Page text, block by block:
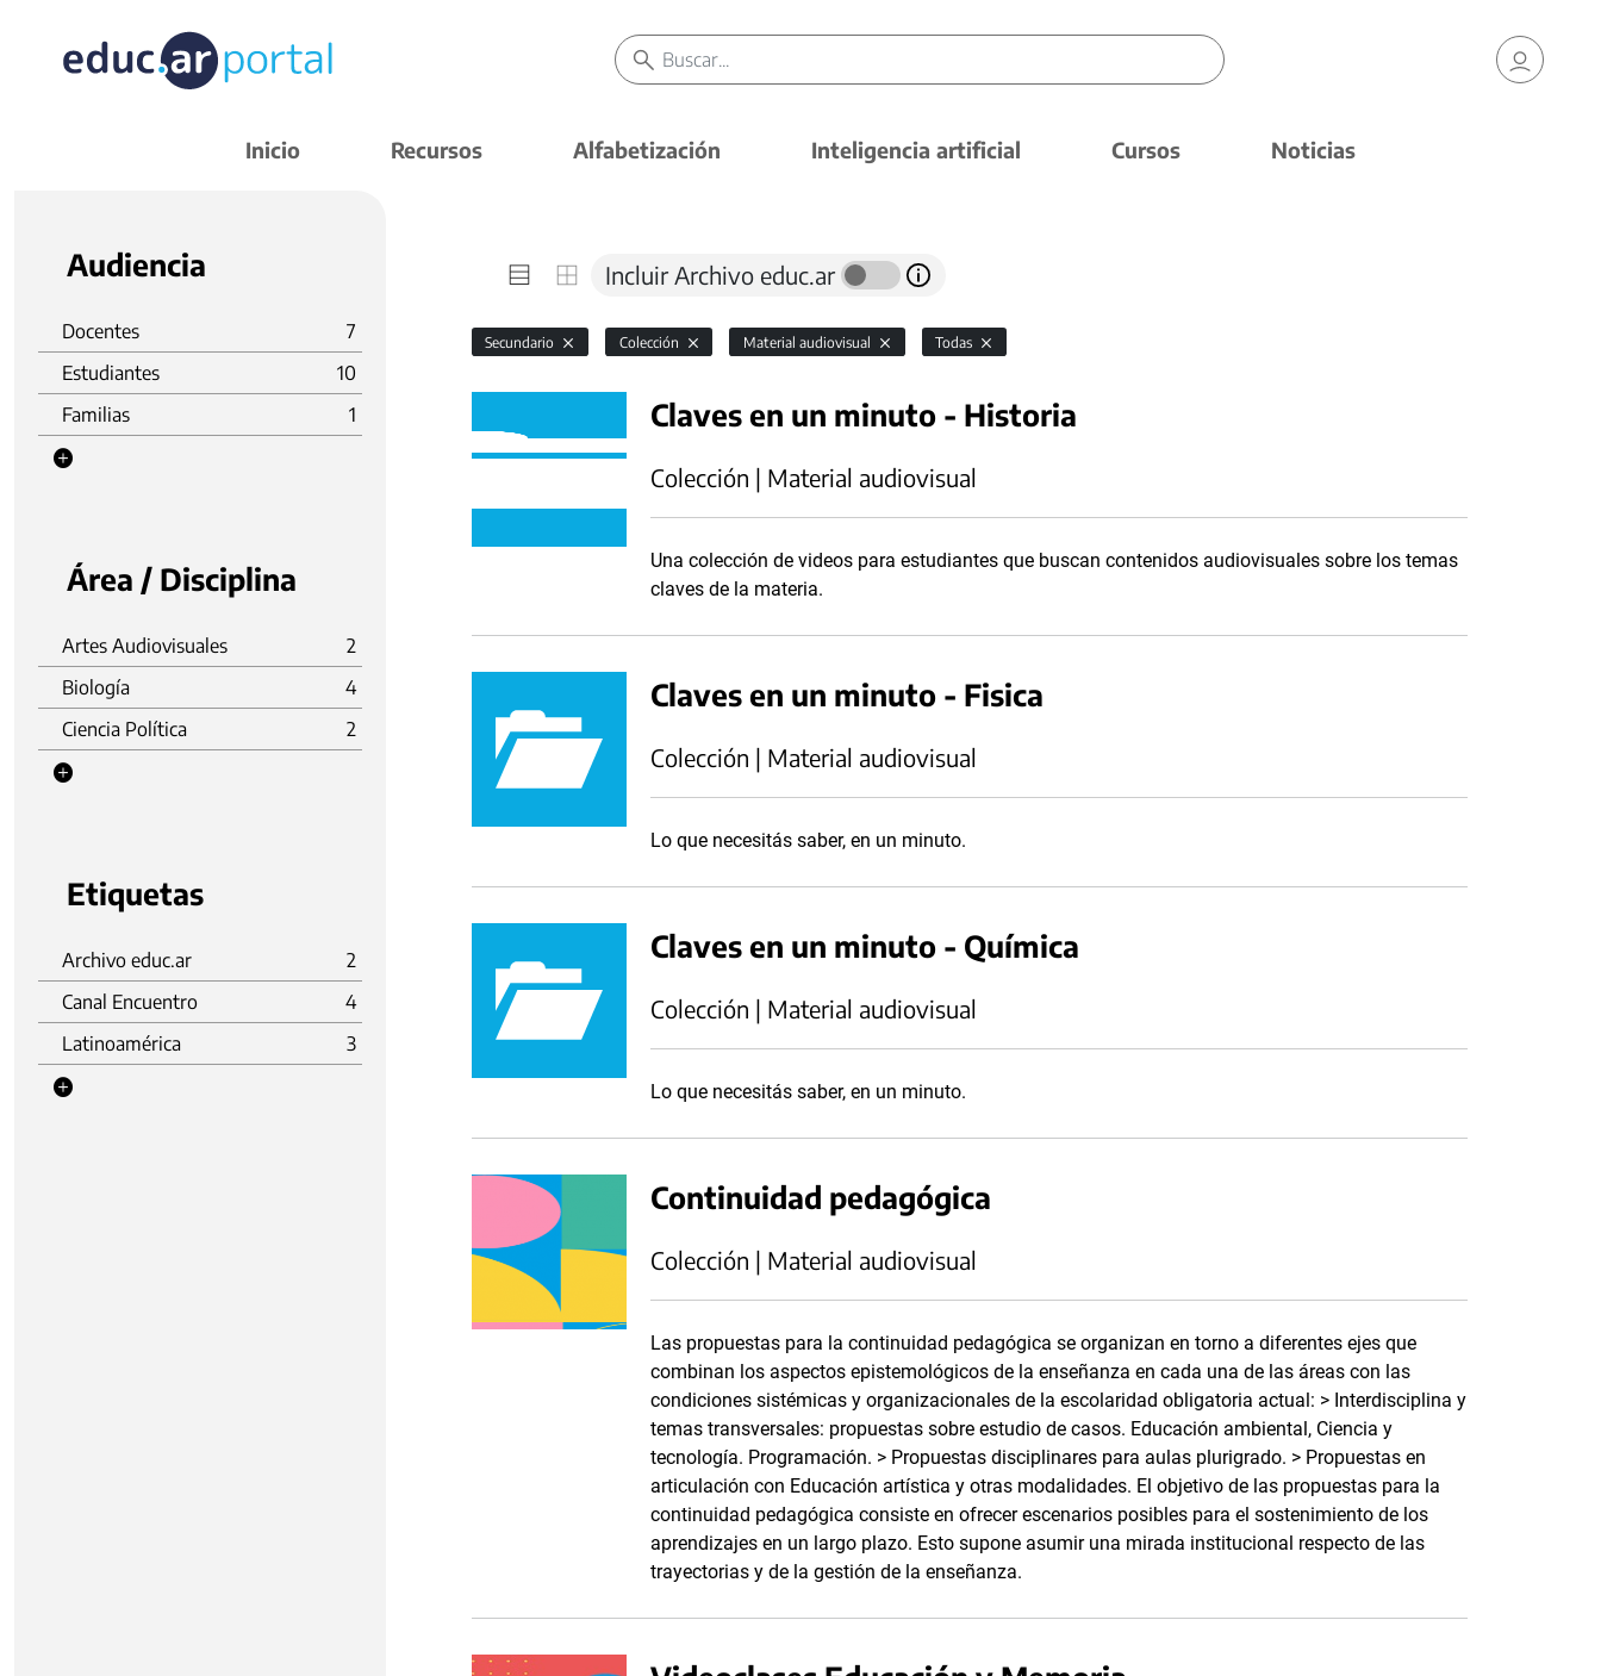
Inicio Recursos Alfabetización Inteligencia artificial Cursos Noticias
Audiencia
Docentes
7
Estudiantes
10
Familias
1
Área / Disciplina
Artes Audiovisuales
2
Biología
4
Ciencia Política
2
Etiquetas
Archivo educ.ar
2
Canal Encuentro
4
Latinoamérica
3
Incluir Archivo educ.ar
Secundario Colección Material audiovisual Todas
Claves en un minuto - Historia
Colección | Material audiovisual
Una colección de videos para estudiantes que buscan contenidos audiovisuales sobre los temas
claves de la materia.
Claves en un minuto - Fisica
Colección | Material audiovisual
Lo que necesitás saber, en un minuto.
Claves en un minuto - Química
Colección | Material audiovisual
Lo que necesitás saber, en un minuto.
Continuidad pedagógica
Colección | Material audiovisual
Las propuestas para la continuidad pedagógica se organizan en torno a diferentes ejes que
combinan los aspectos epistemológicos de la enseñanza en cada una de las áreas con las
condiciones sistémicas y organizacionales de la escolaridad obligatoria actual: > Interdisciplina y
temas transversales: propuestas sobre estudio de casos. Educación ambiental, Ciencia y
tecnología. Programación. > Propuestas disciplinares para aulas plurigrado. > Propuestas en
articulación con Educación artística y otras modalidades. El objetivo de las propuestas para la
continuidad pedagógica consiste en ofrecer escenarios posibles para el sostenimiento de los
aprendizajes en un largo plazo. Esto supone asumir una mirada institucional respecto de las
trayectorias y de la gestión de la enseñanza.